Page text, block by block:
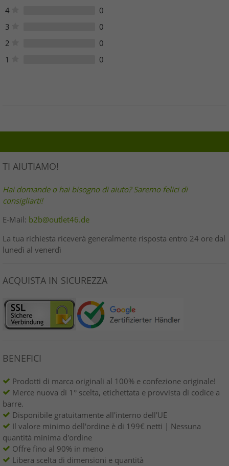
4
0
3
0
2
0
1
0
TI AIUTIAMO!
Hai domande o hai bisogno di aiuto? Saremo felici di
consigliarti!
E-Mail: b2b@outlet46.de
La tua richiesta riceverà generalmente risposta entro 24 ore dal
lunedì al venerdì
ACQUISTA IN SICUREZZA
BENEFICI
Prodotti di marca originali al 100% e confezione originale!
Merce nuova di 1° scelta, etichettata e provvista di codice a
barre.
Disponibile gratuitamente all'interno dell'UE
Il valore minimo dell'ordine è di 199€ netti | Nessuna
quantità minima d'ordine
Offre fino al 90% in meno
Libera scelta di dimensioni e quantità